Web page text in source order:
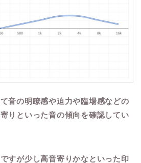
音の明瞭感や迫力や臨場感などの
りといった音の傾向を確認してい
すが少し高音寄りかなといった印